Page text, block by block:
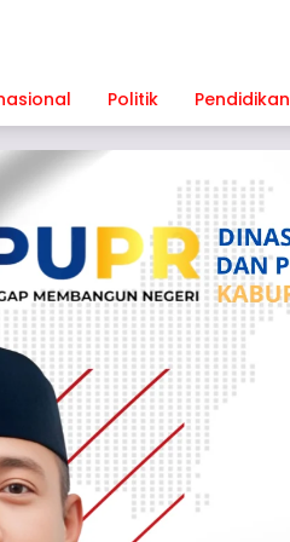
Politik Pendidikan